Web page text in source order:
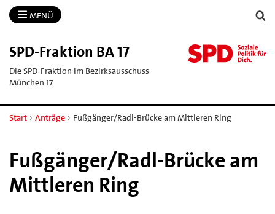
MENÜ
SPD-​Fraktion BA 17
Die SPD-Fraktion im Bezirksausschuss
München 17
Start › Anträge › Fußgänger/Radl-Brücke am Mittleren Ring
Fußgänger/Radl-Brücke am
Mittleren Ring